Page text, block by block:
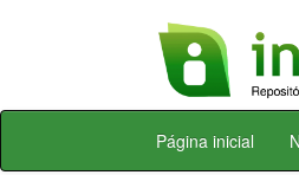
Skip
Página inicial